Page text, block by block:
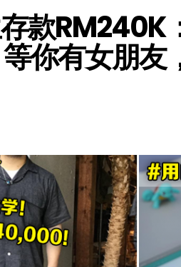
款RM240K
你有女朋友